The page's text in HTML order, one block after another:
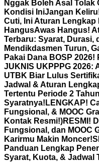
Nggak Boleh Asal Tolak
Kondisi IniJangan
Cuti, Ini Aturan Lengkap
HangusAwas Hangus!
Terbaru: Syarat, Durasi,
Mendikdasmen Turun,
Pakai Dana BOSP 2026!
JUKNIS UKPPPG 2026:
UTBK Biar Lulus
Jadwal & Aturan
Tertentu Periode 2
Syaratnya! LENGKAP!
Fungsional, & MOOC
Kontak Resmi!)RESMI!
Fungsional, dan MOOC
Karirmu Makin Moncer!
Panduan Lengkap
Syarat, Kuota, & Jadwal